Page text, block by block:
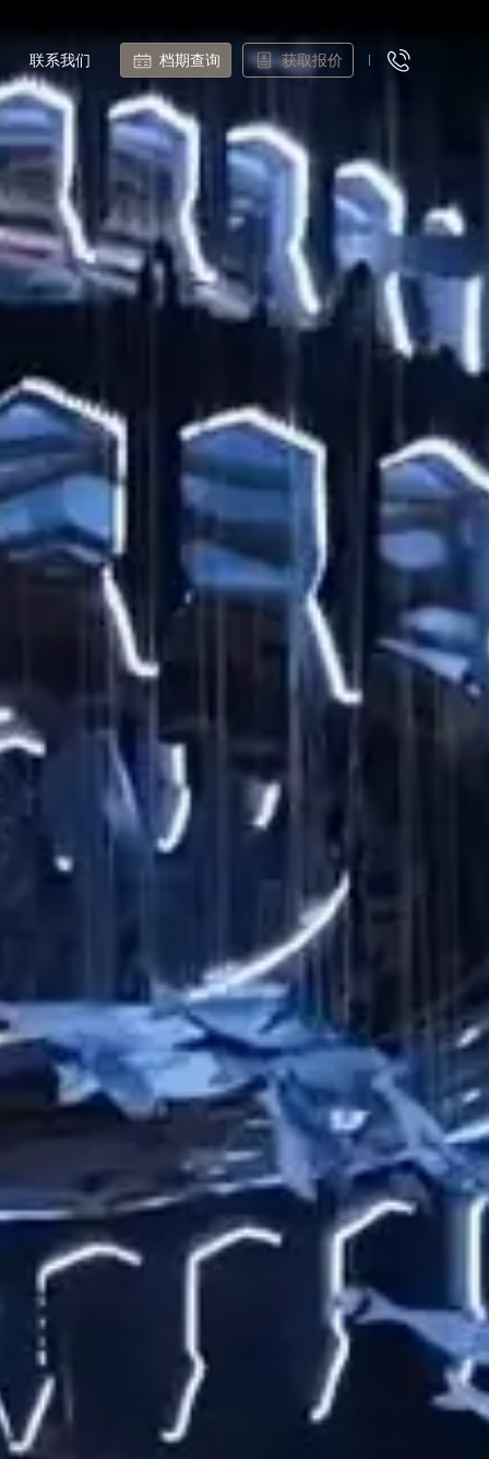
档期查询 获取报价
联系我们
CONTACT US